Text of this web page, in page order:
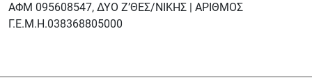
AΦΜ 095608547, ΔΥΟ Ζ’ΘΕΣ/ΝΙΚΗΣ | AΡΙΘΜΟΣ
Γ.Ε.Μ.Η.038368805000